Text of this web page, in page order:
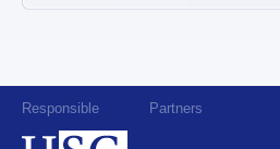
Responsible Partners